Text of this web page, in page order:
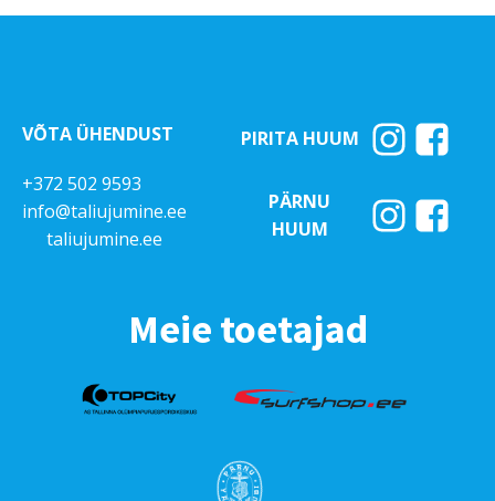
VÕTA ÜHENDUST
+372 502 9593
info@taliujumine.ee
taliujumine.ee
PIRITA HUUM
PÄRNU
HUUM
Meie toetajad